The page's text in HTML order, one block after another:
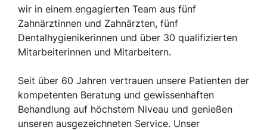
wir in einem engagierten Team aus fünf
Zahnärztinnen und Zahnärzten, fünf
Dentalhygienikerinnen und über 30 qualifizierten
Mitarbeiterinnen und Mitarbeitern.
Seit über 60 Jahren vertrauen unsere Patienten der
kompetenten Beratung und gewissenhaften
Behandlung auf höchstem Niveau und genießen
unseren ausgezeichneten Service. Unser